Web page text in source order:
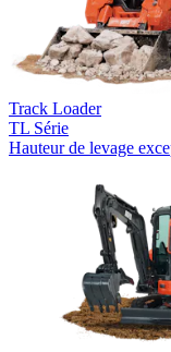
Track Loader
TL Série
Hauteur de levage